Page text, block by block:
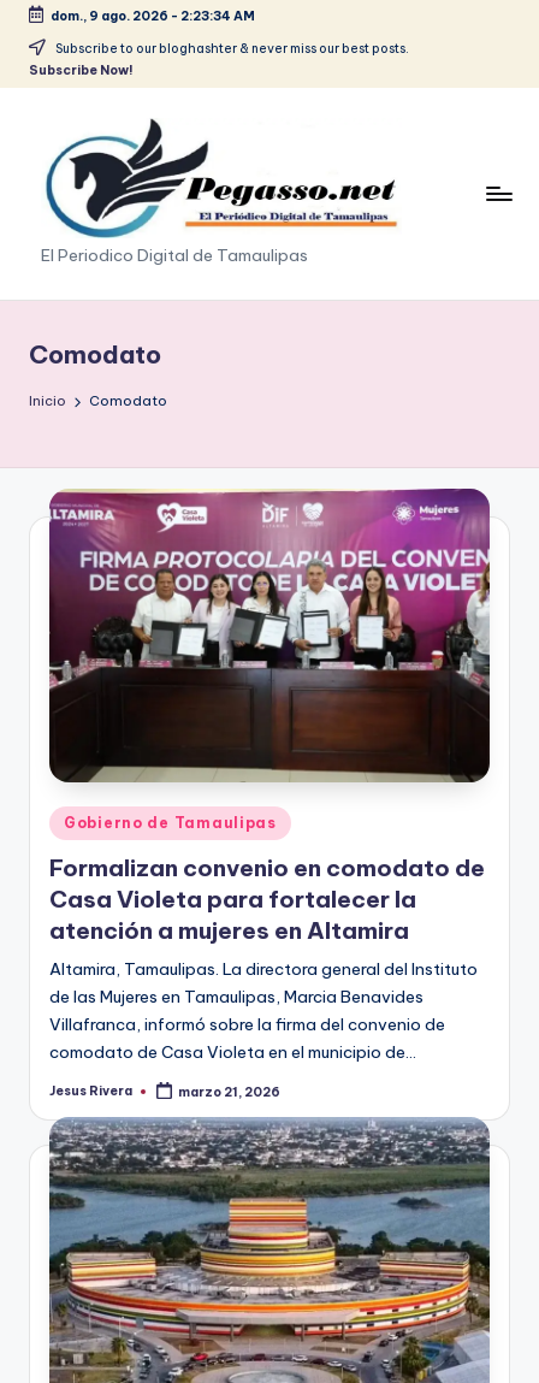
Saltar
dom., 9 ago. 2026 - 2:23:35 AM
Subscribe to our bloghashter & never miss our best posts.
Subscribe Now!
p
e
g
s
.
s
s
El Periodico Digital de Tamaulipas
Comodato
Inicio Comodato
Publicado
en
Gobierno de Tamaulipas
Formalizan convenio en comodato de
Casa Violeta para fortalecer la
atención a mujeres en Altamira
Altamira, Tamaulipas. La directora general del Instituto
de las Mujeres en Tamaulipas, Marcia Benavides
Villafranca, informó sobre la firma del convenio de
comodato de Casa Violeta en el municipio de…
Publicado
Jesus Rivera marzo 21, 2026